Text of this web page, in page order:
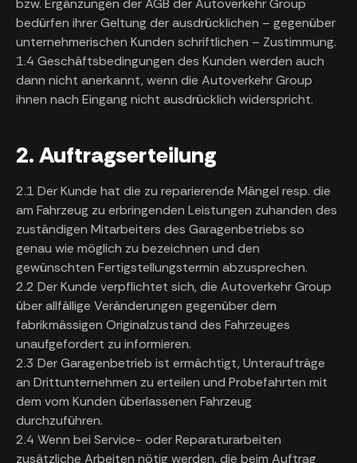
bzw. Ergänzungen der AGB der Autoverkehr Group
bedürfen ihrer Geltung der ausdrücklichen – gegenüber
unternehmerischen Kunden schriftlichen – Zustimmung.
1.4 Geschäftsbedingungen des Kunden werden auch
dann nicht anerkannt, wenn die Autoverkehr Group
ihnen nach Eingang nicht ausdrücklich widerspricht.
2. Auftragserteilung
2.1 Der Kunde hat die zu reparierende Mängel resp. die
am Fahrzeug zu erbringenden Leistungen zuhanden des
zuständigen Mitarbeiters des Garagenbetriebs so
genau wie möglich zu bezeichnen und den
gewünschten Fertigstellungstermin abzusprechen.
2.2 Der Kunde verpflichtet sich, die Autoverkehr Group
über allfällige Veränderungen gegenüber dem
fabrikmässigen Originalzustand des Fahrzeuges
unaufgefordert zu informieren.
2.3 Der Garagenbetrieb ist ermächtigt, Unteraufträge
an Drittunternehmen zu erteilen und Probefahrten mit
dem vom Kunden überlassenen Fahrzeug
durchzuführen.
2.4 Wenn bei Service- oder Reparaturarbeiten
zusätzliche Arbeiten nötig werden, die beim Auftrag